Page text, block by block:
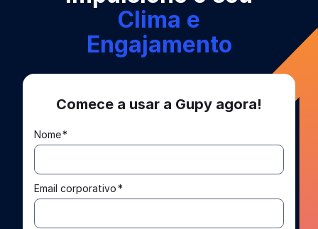
Clima e
Engajamento
Comece a usar a Gupy agora!
Nome*
Email corporativo*